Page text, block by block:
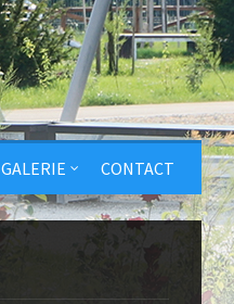
GALERIE CONTACT